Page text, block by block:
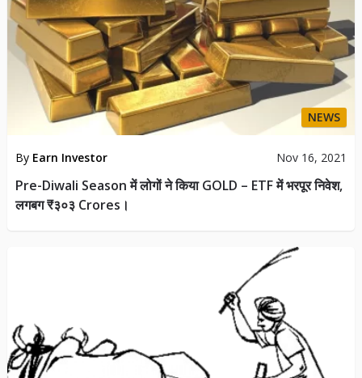
NEWS
By Earn Investor Nov 16, 2021
Pre-Diwali Season में लोगों ने किया GOLD – ETF में भरपूर निवेश,
लगबग ₹३०३ Crores।